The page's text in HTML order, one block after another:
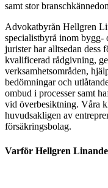
samt stor
Advokatbyrån Hellgren
specialistbyrå inom bygg-
jurister har alltsedan dess
kvalificerad rådgivning,
verksamhetsområden,
bedömningar och
ombud i processer samt
vid överbesiktning. Våra
huvudsakligen av
försäkringsbolag.
Varför Hellgren